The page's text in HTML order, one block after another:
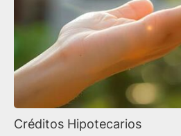
Créditos Hipotecarios